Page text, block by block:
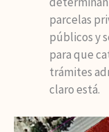
parcelas
públicos y
para que
trámites
claro está.